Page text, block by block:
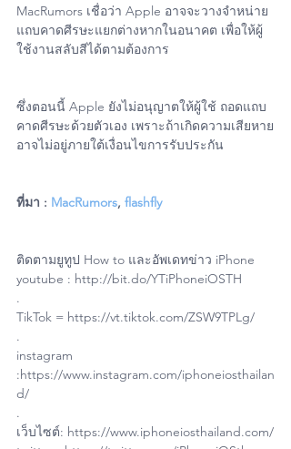
MacRumors เชื่อว่า Apple อาจจะวางจำหน่าย
แถบคาดศีรษะแยกต่างหากในอนาคต เพื่อให้ผู้
ใช้งานสลับสีได้ตามต้องการ
ซึ่งตอนนี้ Apple ยังไม่อนุญาตให้ผู้ใช้ ถอดแถบ
คาดศีรษะด้วยตัวเอง เพราะถ้าเกิดความเสียหาย
อาจไม่อยู่ภายใต้เงื่อนไขการรับประกัน
ที่มา : MacRumors, flashfly
ติดตามยูทูป How to และอัพเดทข่าว iPhone
youtube : http://bit.do/YTiPhoneiOSTH
.
TikTok = https://vt.tiktok.com/ZSW9TPLg/
.
instagram
:https://www.instagram.com/iphoneiosthailan
d/
.
เว็บไซต์: https://www.iphoneiosthailand.com/